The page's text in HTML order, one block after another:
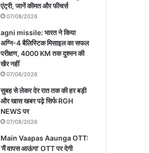
एंट्री, जानें कीमत और फीचर्स
07/08/2026
agni missile: भारत ने किया
अग्नि-4 बैलिस्टिक मिसाइल का सफल
परीक्षण, 4000 KM तक दुश्मन की
खैर नहीं
07/08/2026
सुबह से लेकर देर रात तक की हर बड़ी
और खास खबर पढ़े सिर्फ RGH
NEWS पर
07/08/2026
Main Vaapas Aaunga OTT:
‘मैं वापस आऊंगा’ OTT पर देगी